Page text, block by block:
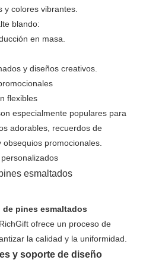
y colores vibrantes.
blando:
en masa.
y diseños creativos.
flexibles
especialmente populares para
adorables, recuerdos de
promocionales.
esmaltados
pines esmaltados
ofrece un proceso de
la calidad y la uniformidad.
y soporte de diseño